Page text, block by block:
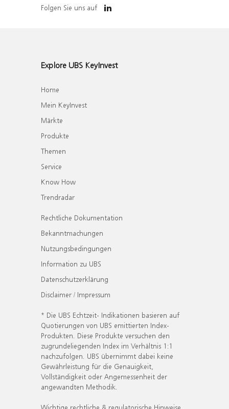
Folgen Sie uns auf
Explore UBS KeyInvest
Home
Mein KeyInvest
Märkte
Produkte
Themen
Service
Know How
Trendradar
Rechtliche Dokumentation
Bekanntmachungen
Nutzungsbedingungen
Information zu UBS
Datenschutzerklärung
Disclaimer / Impressum
* Die UBS Echtzeit- Indikationen basieren auf
Quotierungen von UBS emittierten Index-
Produkten. Diese Produkte versuchen den
zugrundeliegenden Index im Verhältnis 1:1
nachzufolgen. UBS übernimmt dabei keine
Gewährleistung für die Genauigkeit,
Vollständigkeit oder Angemessenheit der
angewandten Methodik.